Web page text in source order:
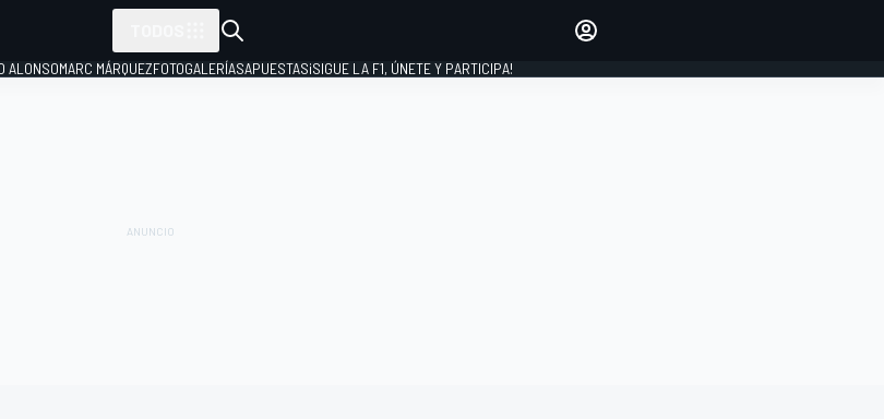
ALONSOMARC MÁRQUEZFOTOGALERÍASAPUESTAS¡SIGUE LA F1, ÚNETE Y PARTICIPA!